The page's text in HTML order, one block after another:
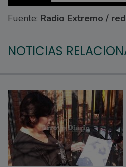
Fuente: Radio Extremo /
NOTICIAS